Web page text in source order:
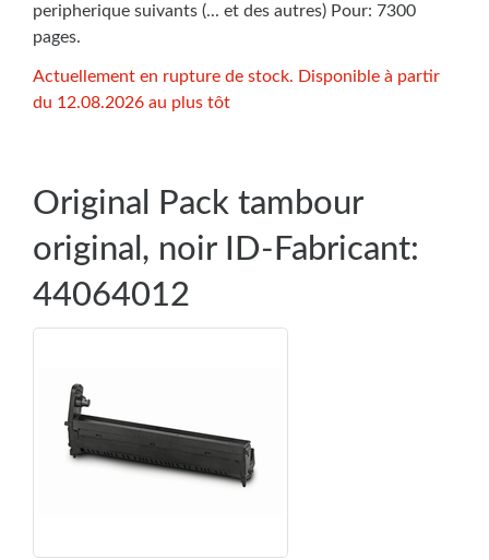
peripherique suivants (... et des autres) Pour: 7300
pages.
Actuellement en rupture de stock. Disponible à partir
du 12.08.2026 au plus tôt
Original Pack tambour
original, noir ID-Fabricant:
44064012